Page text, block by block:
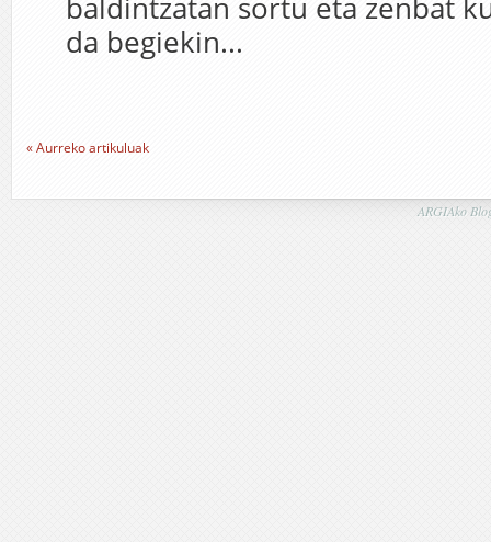
baldintzatan sortu eta zenbat
da begiekin...
« Aurreko artikuluak
ARGIAko